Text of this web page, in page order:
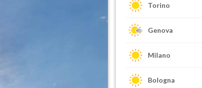
Torino
Genova
Milano
Bologna